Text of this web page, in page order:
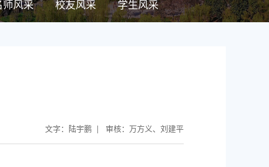
师风采 校友风采 学生风采
文字：陆宇鹏 | 审核：万方义、刘建平